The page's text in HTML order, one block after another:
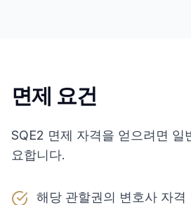
면제 요건
SQE2 면제 자격을 얻으려면 일
요합니다.
해당 관할권의 변호사 자격